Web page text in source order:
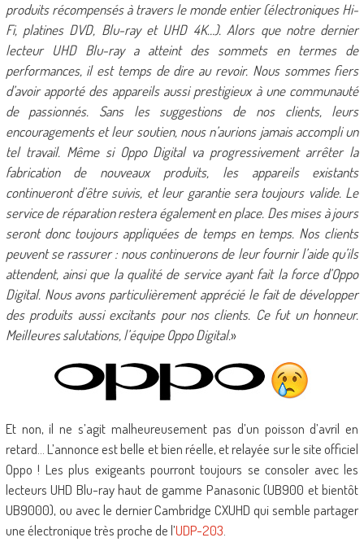
produits récompensés à travers le monde entier (électroniques Hi-
Fi, platines DVD, Blu-ray et UHD 4K…). Alors que notre dernier
lecteur UHD Blu-ray a atteint des sommets en termes de
performances, il est temps de dire au revoir. Nous sommes fiers
d’avoir apporté des appareils aussi prestigieux à une communauté
de passionnés. Sans les suggestions de nos clients, leurs
encouragements et leur soutien, nous n’aurions jamais accompli un
tel travail. Même si Oppo Digital va progressivement arrêter la
fabrication de nouveaux produits, les appareils existants
continueront d’être suivis, et leur garantie sera toujours valide. Le
service de réparation restera également en place. Des mises à jours
seront donc toujours appliquées de temps en temps. Nos clients
peuvent se rassurer : nous continuerons de leur fournir l’aide qu’ils
attendent, ainsi que la qualité de service ayant fait la force d’Oppo
Digital. Nous avons particulièrement apprécié le fait de développer
des produits aussi excitants pour nos clients. Ce fut un honneur.
Meilleures salutations, l’équipe Oppo Digital.»
Et non, il ne s’agit malheureusement pas d’un poisson d’avril en
retard… L’annonce est belle et bien réelle, et relayée sur le site officiel
Oppo ! Les plus exigeants pourront toujours se consoler avec les
lecteurs UHD Blu-ray haut de gamme Panasonic (UB900 et bientôt
UB9000), ou avec le dernier Cambridge CXUHD qui semble partager
une électronique très proche de l’UDP-203